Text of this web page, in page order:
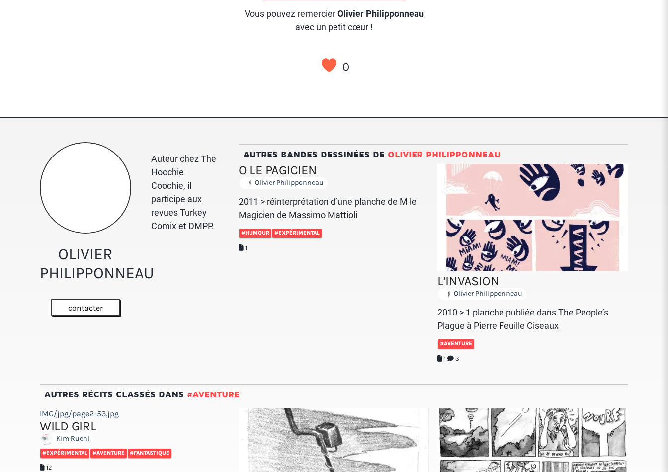
Vous pouvez remercierOlivier Philipponneau
avec un petit cœur !
0
OLIVIER
PHILIPPONNEAU
contacter
Auteur chez The
Hoochie
Coochie, il
participe aux
revues Turkey
Comix et DMPP.
AUTRES BANDES DESSINÉES DE OLIVIER PHILIPPONNEAU
O LE PAGICIEN
Olivier Philipponneau
2011 > réinterprétation d’une planche de M le
Magicien de Massimo Mattioli
#HUMOUR #EXPÉRIMENTAL
1
L’INVASION
Olivier Philipponneau
2010 > 1 planche publiée dans The People’s
Plague à Pierre Feuille Ciseaux
#AVENTURE
1 3
AUTRES RÉCITS CLASSÉS DANS #AVENTURE
IMG/jpg/page2-53.jpg
WILD GIRL
Kim Ruehl
#EXPÉRIMENTAL #AVENTURE #FANTASTIQUE
12